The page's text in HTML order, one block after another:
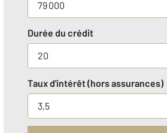
Durée du crédit
Taux d'intérêt (hors assurances)